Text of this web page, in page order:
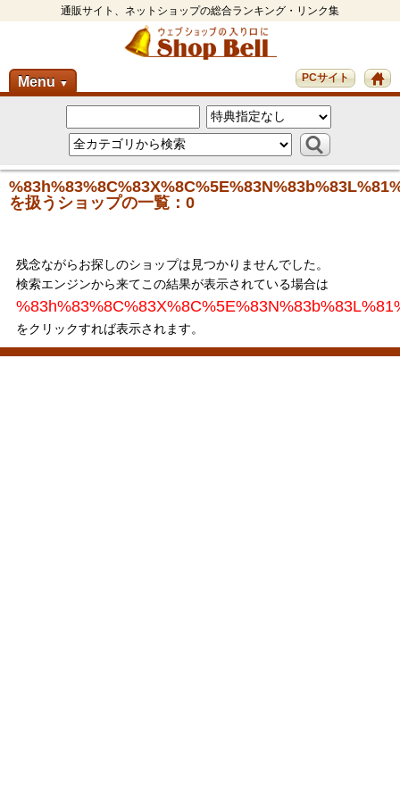
通販サイト、ネットショップの総合ランキング・リンク集
Menu ▼ PCサイト
を扱うショップの一覧：0
残念ながらお探しのショップは見つかりませんでした。
検索エンジンから来てこの結果が表示されている場合は
をクリックすれば表示されます。